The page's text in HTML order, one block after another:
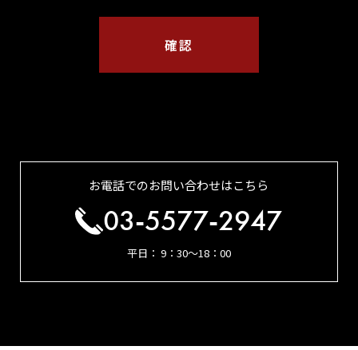
お電話でのお問い合わせはこちら
03-5577-2947
平日： 9：30～18：00